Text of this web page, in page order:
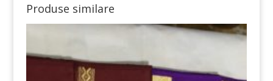
Produse similare